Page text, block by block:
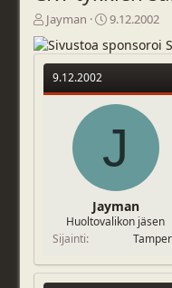
V
i
e
s
i
i
t
Jayman
A
o
i
u
p
i
m
ä
r
ä
9.12.2002
9.12.2002
J
Jayman
Huoltovalikon jäsen
Sijainti